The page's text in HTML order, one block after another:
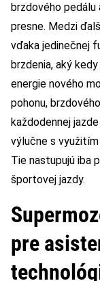
brzdového pedálu
presne. Medzi
vďaka jedinečnej
brzdenia, aký
energie nového
pohonu,
každodennej
výlučne s
Tie nastupujú iba
športovej jazdy.
pre